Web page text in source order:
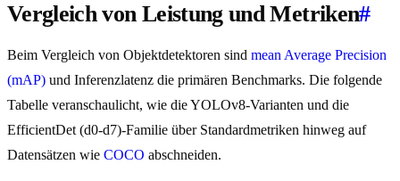
Vergleich von Leistung und Metriken#
Beim Vergleich von Objektdetektoren sind mean Average Precision
(mAP) und Inferenzlatenz die primären Benchmarks. Die folgende
Tabelle veranschaulicht, wie die YOLOv8-Varianten und die
EfficientDet (d0-d7)-Familie über Standardmetriken hinweg auf
Datensätzen wie COCO abschneiden.